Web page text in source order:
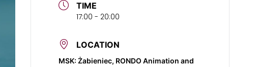
TIME
17:00 - 20:00
LOCATION
MSK: Żabieniec, RONDO Animation and